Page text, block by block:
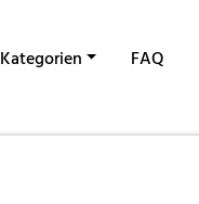
Kategorien FAQ